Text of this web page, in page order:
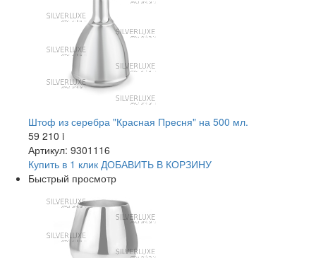
Штоф из серебра "Красная Пресня" на 500 мл.
59 210 i
Артикул: 9301116
Купить в 1 клик ДОБАВИТЬ В КОРЗИНУ
Быстрый просмотр